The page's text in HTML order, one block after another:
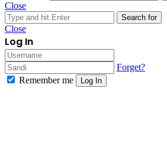
Close
Search for
Close
Log In
Forget?
Remember me
Log In